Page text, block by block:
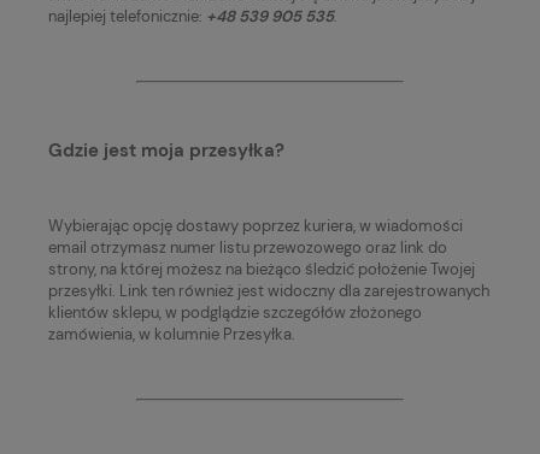
najlepiej telefonicznie: +48 539 905 535.
Gdzie jest moja przesyłka?
Wybierając opcję dostawy poprzez kuriera, w wiadomości
email otrzymasz numer listu przewozowego oraz link do
strony, na której możesz na bieżąco śledzić położenie Twojej
przesyłki. Link ten również jest widoczny dla zarejestrowanych
klientów sklepu, w podglądzie szczegółów złożonego
zamówienia, w kolumnie Przesyłka.